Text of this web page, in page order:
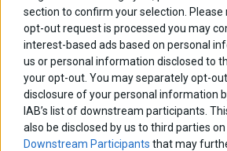
section to confirm your selection.
opt-out request is processed you may
interest-based ads based on personal
us or personal information disclosed to
your opt-out. You may separately opt-
disclosure of your personal information
IAB’s list of downstream participants.
also be disclosed by us to third parties
Downstream Participants that may
οικονομια ομολογα πετρελαιο
συριζατουρκια τραπεζες τσιπρας
LATEST FROM BLOG